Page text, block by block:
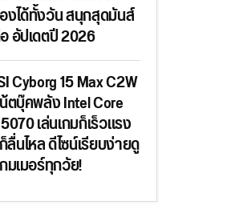
งได้ทั้งวัน สนุกสุดมันส์
อัปเดตปี 2026
Cyborg 15 Max C2W
ตบุ๊คพลัง Intel Core
เล่นเกมก็เร็วแรง
นไหล ดีไซน์เรียบง่ายดู
มเมอร์ทุกวัย!